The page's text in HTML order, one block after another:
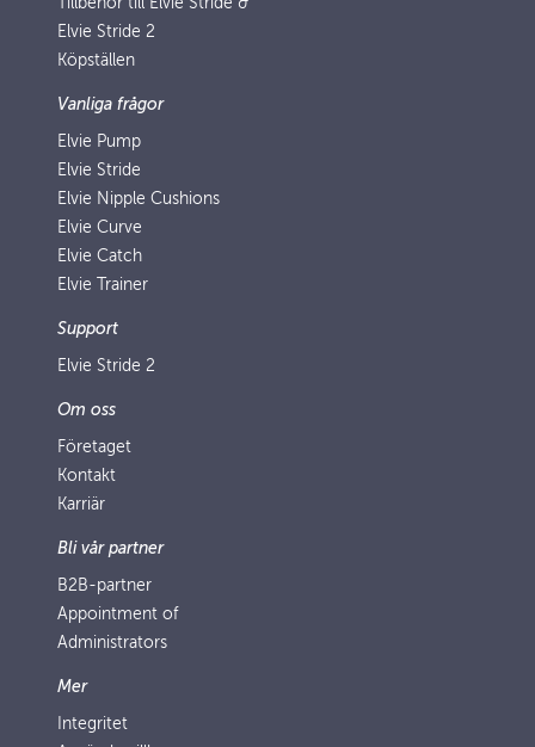
Elvie Stride 2
Köpställen
Vanliga frågor
Elvie Pump
Elvie Stride
Elvie Nipple Cushions
Elvie Curve
Elvie Catch
Elvie Trainer
Support
Elvie Stride 2
Om oss
Företaget
Kontakt
Karriär
Bli vår partner
B2B-partner
Appointment of
Administrators
Mer
Integritet